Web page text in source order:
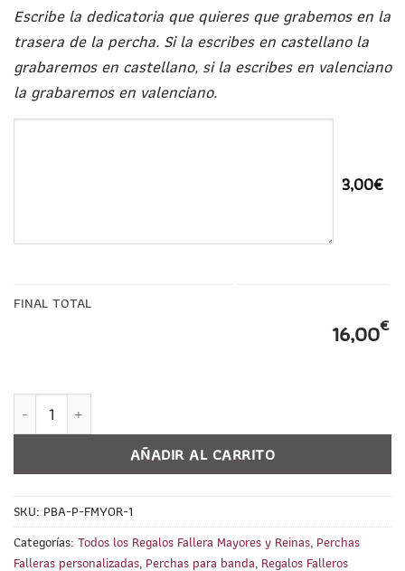
Escribe la dedicatoria que quieres que grabemos en la
trasera de la percha. Si la escribes en castellano la
grabaremos en castellano, si la escribes en valenciano
la grabaremos en valenciano.
3,00€
FINAL TOTAL
16,00€
Percha para Banda Fallera Mayor PERSONALIZADA cantidad
AÑADIR AL CARRITO
SKU: PBA-P-FMYOR-1
Categorías: Todos los Regalos Fallera Mayores y Reinas, Perchas
Falleras personalizadas, Perchas para banda, Regalos Falleros